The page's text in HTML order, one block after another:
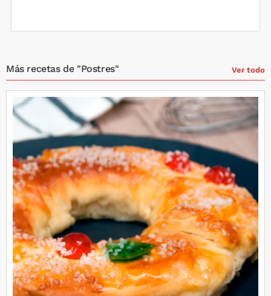
Más recetas de "Postres" Ver todo